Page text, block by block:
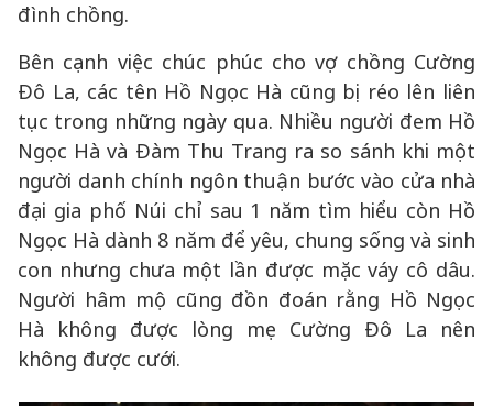
đình chồng.
Bên cạnh việc chúc phúc cho vợ chồng Cường
Đô La, các tên Hồ Ngọc Hà cũng bị réo lên liên
tục trong những ngày qua. Nhiều người đem Hồ
Ngọc Hà và Đàm Thu Trang ra so sánh khi một
người danh chính ngôn thuận bước vào cửa nhà
đại gia phố Núi chỉ sau 1 năm tìm hiểu còn Hồ
Ngọc Hà dành 8 năm để yêu, chung sống và sinh
con nhưng chưa một lần được mặc váy cô dâu.
Người hâm mộ cũng đồn đoán rằng Hồ Ngọc
Hà không được lòng mẹ Cường Đô La nên
không được cưới.